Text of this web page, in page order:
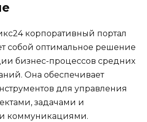
корпоративный портал
собой оптимальное решение
бизнес-процессов средних
Она обеспечивает
для управления
задачами и
коммуникациями.